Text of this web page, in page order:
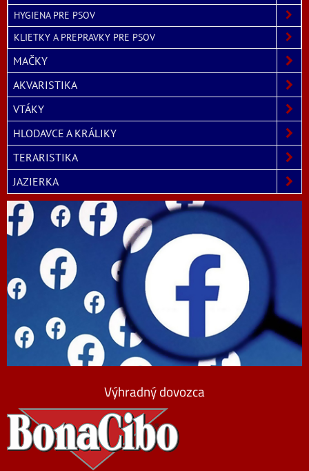
HYGIENA PRE PSOV
KLIETKY A PREPRAVKY PRE PSOV
MAČKY
AKVARISTIKA
VTÁKY
HLODAVCE A KRÁLIKY
TERARISTIKA
JAZIERKA
Výhradný dovozca